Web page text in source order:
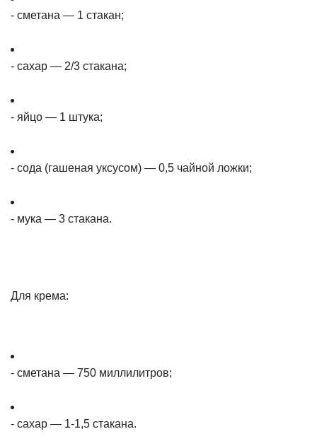
- сметана — 1 стакан;
- сахар — 2/3 стакана;
- яйцо — 1 штука;
- сода (гашеная уксусом) — 0,5 чайной ложки;
- мука — 3 стакана.
Для крема:
- сметана — 750 миллилитров;
- сахар — 1-1,5 стакана.